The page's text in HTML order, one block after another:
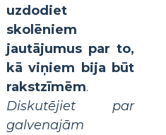
uzdodiet
skolēniem
jautājumus par to,
kā viņiem bija būt
rakstzīmēm.
Diskutējiet par
galvenajām